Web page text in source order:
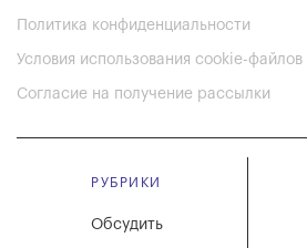
Политика конфиденциальности
Условия использования cookie-файлов
Согласие на получение рассылки
РУБРИКИ
Обсудить